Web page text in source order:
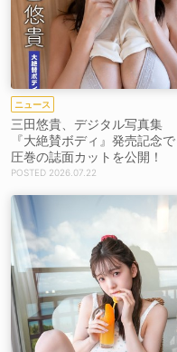
ニュース
三田悠貴、デジタル写真集
『大絶賛ボディ』発売記念で
圧巻の誌面カットを公開！
2026.07.22